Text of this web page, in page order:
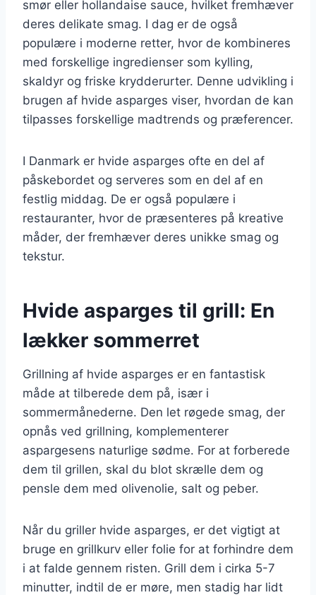
smør eller hollandaise sauce, hvilket fremhæver
deres delikate smag. I dag er de også
populære i moderne retter, hvor de kombineres
med forskellige ingredienser som kylling,
skaldyr og friske krydderurter. Denne udvikling i
brugen af hvide asparges viser, hvordan de kan
tilpasses forskellige madtrends og præferencer.
I Danmark er hvide asparges ofte en del af
påskebordet og serveres som en del af en
festlig middag. De er også populære i
restauranter, hvor de præsenteres på kreative
måder, der fremhæver deres unikke smag og
tekstur.
Hvide asparges til grill: En
lækker sommerret
Grillning af hvide asparges er en fantastisk
måde at tilberede dem på, især i
sommermånederne. Den let røgede smag, der
opnås ved grillning, komplementerer
aspargesens naturlige sødme. For at forberede
dem til grillen, skal du blot skrælle dem og
pensle dem med olivenolie, salt og peber.
Når du griller hvide asparges, er det vigtigt at
bruge en grillkurv eller folie for at forhindre dem
i at falde gennem risten. Grill dem i cirka 5-7
minutter, indtil de er møre, men stadig har lidt